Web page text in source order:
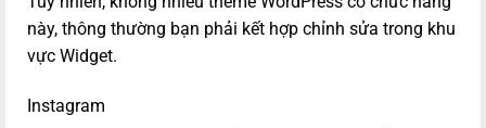
này, thông thường bạn phải kết hợp chỉnh sửa trong khu
vực Widget.
Instagram